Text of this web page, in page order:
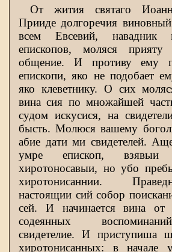
От жития святаго
Прииде долгоречия
всем Евсевий, навадник
епископов, моляся
общение. И противу ему
епископи, яко не подобает
яко клеветнику. О сих
вина сия по множайшей
судом искусися, на
бысть. Молюся вашему
абие дати ми свидетелей.
умре епископ, взявыи
хиротоносавыи, но убо
хиротонисаннии.
настоящии сий собор
сей. И начинается вина от
содеянных
свидетелие. И приступиша
хиротонисанных: в начале